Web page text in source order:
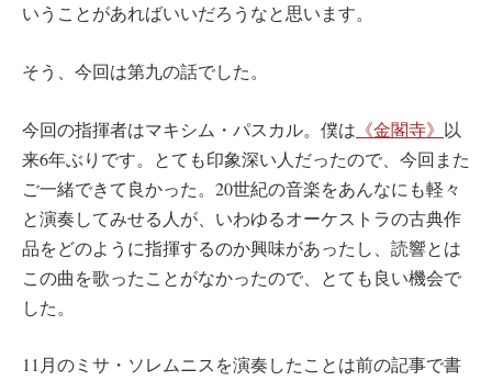
いうことがあればいいだろうなと思います。
そう、今回は第九の話でした。
今回の指揮者はマキシム・パスカル。僕は 《金閣寺》 以
来6年ぶりです。とても印象深い人だったので、今回また
ご一緒できて良かった。20世紀の音楽をあんなにも軽々
と演奏してみせる人が、いわゆるオーケストラの古典作
品をどのように指揮するのか興味があったし、読響とは
この曲を歌ったことがなかったので、とても良い機会で
した。
11月のミサ・ソレムニスを演奏したことは前の記事で書